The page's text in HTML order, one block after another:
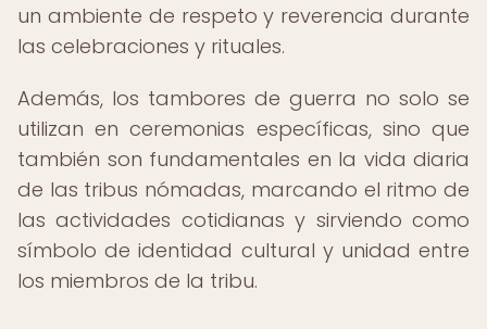
un ambiente de respeto y reverencia durante
las celebraciones y rituales.
Además, los tambores de guerra no solo se
utilizan en ceremonias específicas, sino que
también son fundamentales en la vida diaria
de las tribus nómadas, marcando el ritmo de
las actividades cotidianas y sirviendo como
símbolo de identidad cultural y unidad entre
los miembros de la tribu.